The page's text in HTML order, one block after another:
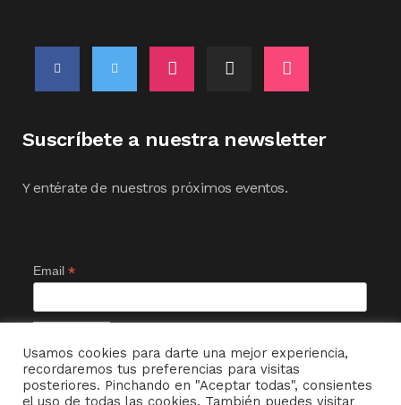
Suscríbete a nuestra newsletter
Y entérate de nuestros próximos eventos.
Email *
Usamos cookies para darte una mejor experiencia,
recordaremos tus preferencias para visitas
posteriores. Pinchando en "Aceptar todas", consientes
el uso de todas las cookies. También puedes visitar